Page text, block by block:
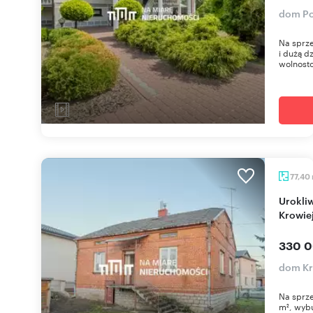
dom
Na
i dużą
77,40
Urokliwy dom z dużą działką i zabudowaniami w
330
dom
Na
m²,